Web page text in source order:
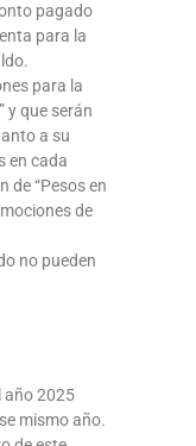
pagado
para la
para la
y que serán
a su
en cada
de “Pesos en
de
no pueden
año 2025
mismo año.